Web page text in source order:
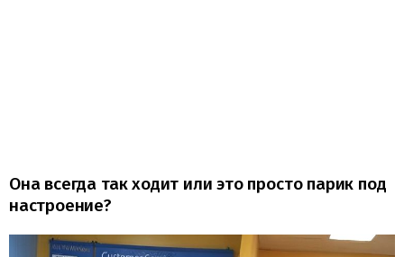
Она всегда так ходит или это просто парик под
настроение?